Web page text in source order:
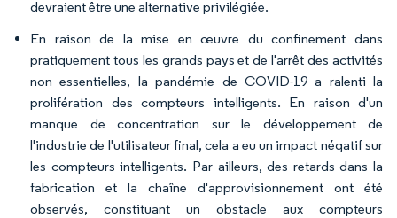
devraient être une alternative privilégiée.
En raison de la mise en œuvre du confinement dans
pratiquement tous les grands pays et de l'arrêt des activités
non essentielles, la pandémie de COVID-19 a ralenti la
prolifération des compteurs intelligents. En raison d'un
manque de concentration sur le développement de
l'industrie de l'utilisateur final, cela a eu un impact négatif sur
les compteurs intelligents. Par ailleurs, des retards dans la
fabrication et la chaîne d'approvisionnement ont été
observés, constituant un obstacle aux compteurs